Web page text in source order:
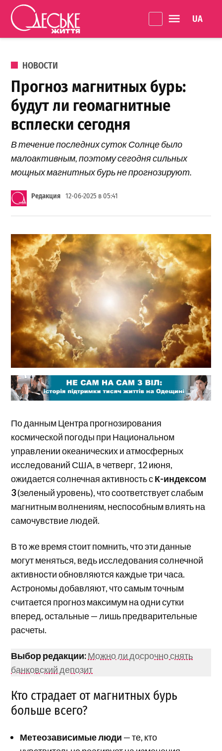
Перейти к содержанию
життя
ОПУБЛИКОВАНО В
НОВОСТИ
Прогноз магнитных бурь:
будут ли геомагнитные
всплески сегодня
В течение последних суток Солнце было
малоактивным, поэтому сегодня сильных
мощных магнитных бурь не прогнозируют.
Редакция 12-06-2025 в 05:41
По данным Центра прогнозирования
космической погоды при Национальном
управлении океанических и атмосферных
исследований США, в четверг, 12 июня,
ожидается солнечная активность сК-индексом
3(зеленый уровень), что соответствует слабым
магнитным волнениям, неспособным влиять на
самочувствие людей.
В то же время стоит помнить, что эти данные
могут меняться, ведь исследования солнечной
активности обновляются каждые три часа.
Астрономы добавляют, что самым точным
считается прогноз максимум на одни сутки
вперед, остальные — лишь предварительные
расчеты.
Выбор редакции:Можно ли досрочно снять
банковский депозит
Кто страдает от магнитных бурь
больше всего?
Метеозависимые люди — те, кто